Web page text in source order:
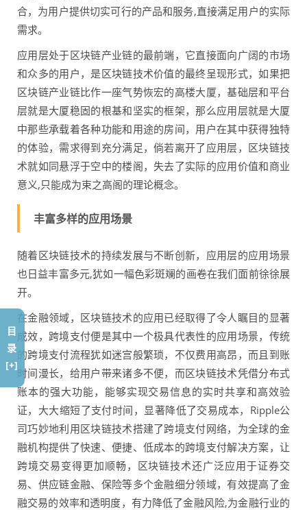
合，为用户提供切实可行的产品和服务,直接满足用户的实际
需求。
应用层处于区块链产业链的最前端，它直接面向广阔的市场
和众多的用户，是区块链技术价值的最终呈现形式，如果把
区块链产业链比作一座气势恢宏的高楼大厦，基础层和平台
层就是大厦稳固的根基和坚实的框架，那么应用层就是大厦
中那些承载着各种功能和用途的房间，用户在其中获得独特
的体验，需求得到充分满足，倘若离开了应用层，区块链技
术就如同悬浮于空中的楼阁，失去了实际的应用价值和商业
意义,只能成为束之高阁的理论概念。
丰富多样的应用场景
随着区块链技术的持续发展与不断创新，应用层的应用场景
也日益丰富多元,犹如一幅色彩斑斓的画卷在我们面前徐徐展
开。
在金融领域，区块链技术的应用已经取得了令人瞩目的显著
成效，跨境支付便是其中一个极具代表性的应用场景，传统
的跨境支付流程犹如迷宫般繁琐，不仅费用高昂，而且到账
时间漫长，给用户带来诸多不便，而区块链技术凭借分布式
账本的强大功能，能够实现交易信息的实时共享和高效验
证，大大缩短了支付时间，显著降低了交易成本，Ripple公
司巧妙地利用区块链技术搭建了跨境支付网络，为全球的金
融机构提供了快速、便捷、低成本的跨境支付解决方案，让
跨境交易变得更加顺畅，区块链技术还广泛应用于证券交
易、供应链金融、保险等多个金融细分领域，有效提高了金
融交易的效率和透明度，有力降低了金融风险,为金融行业的
目
录
[+]